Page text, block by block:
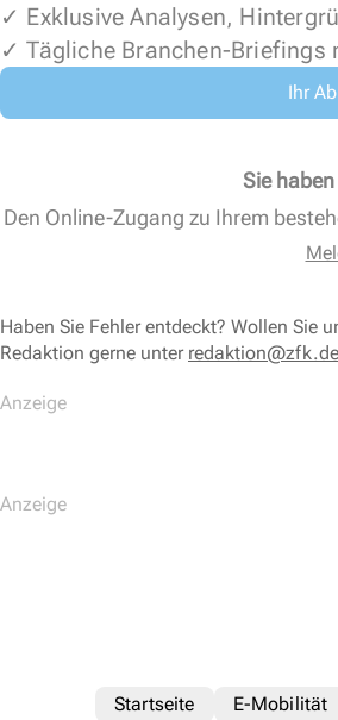
✓ Exklusive Analysen,
✓ Tägliche Branchen-Briefings
Ihr
Sie
Den Online-Zugang zu Ihrem
Haben Sie Fehler entdeckt? Wollen Sie
Redaktion gerne unter redaktion@zfk.de
Startseite E-Mobilität